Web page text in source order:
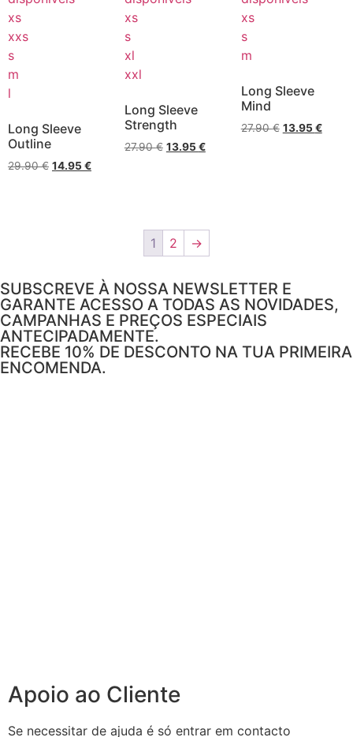
xs
xxs
s
m
l
Long Sleeve
Outline
29.90€ 14.95€
xs
s
xl
xxl
Long Sleeve
Strength
27.90€ 13.95€
xs
s
m
Long Sleeve
Mind
27.90€ 13.95€
1 2 →
SUBSCREVE À NOSSA NEWSLETTER E
GARANTE ACESSO A TODAS AS NOVIDADES,
CAMPANHAS E PREÇOS ESPECIAIS
ANTECIPADAMENTE.
RECEBE 10% DE DESCONTO NA TUA PRIMEIRA
ENCOMENDA.
Apoio ao Cliente
Se necessitar de ajuda é só entrar em contacto